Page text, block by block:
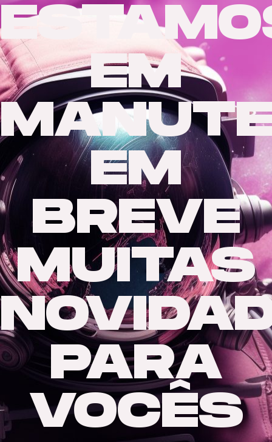
EM
EM
BREVE
MUITAS
PARA
VOCÊS